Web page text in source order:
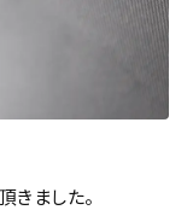
きました。